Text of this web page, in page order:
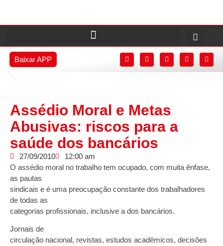
Baixar APP
Assédio Moral e Metas
Abusivas: riscos para a
saúde dos bancários
27/09/2010
12:00 am
O assédio moral no trabalho tem ocupado, com muita ênfase,
as pautas
sindicais e é uma preocupação constante dos trabalhadores
de todas as
categorias profissionais, inclusive a dos bancários.
Jornais de
circulação nacional, revistas, estudos acadêmicos, decisões